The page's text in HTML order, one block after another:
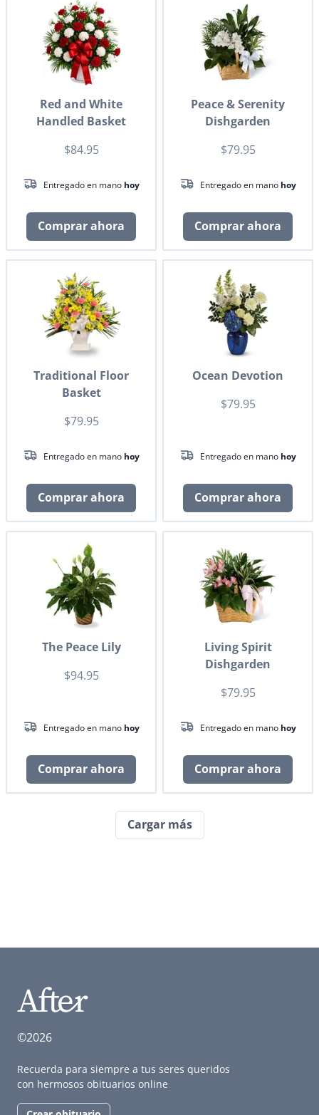
Red and White
Handled Basket
$84.95
Entregado en mano hoy
Comprar ahora
Peace & Serenity
Dishgarden
$79.95
Entregado en mano hoy
Comprar ahora
Traditional Floor
Basket
$79.95
Entregado en mano hoy
Comprar ahora
Ocean Devotion
$79.95
Entregado en mano hoy
Comprar ahora
The Peace Lily
$94.95
Entregado en mano hoy
Comprar ahora
Living Spirit
Dishgarden
$79.95
Entregado en mano hoy
Comprar ahora
Cargar más
©2026
Recuerda para siempre a tus seres queridos
con hermosos obituarios online